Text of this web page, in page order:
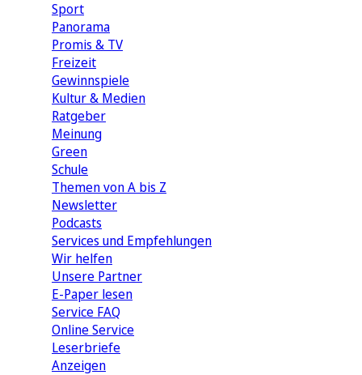
Sport
Panorama
Promis & TV
Freizeit
Gewinnspiele
Kultur & Medien
Ratgeber
Meinung
Green
Schule
Themen von A bis Z
Newsletter
Podcasts
Services und Empfehlungen
Wir helfen
Unsere Partner
E-Paper lesen
Service FAQ
Online Service
Leserbriefe
Anzeigen